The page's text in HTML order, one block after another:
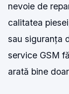
nevoie de
calitatea
sau siguranța
service GSM
arată bine